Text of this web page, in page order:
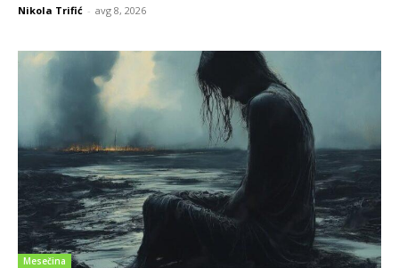
Nikola Trifić - avg 8, 2026
Mesečina